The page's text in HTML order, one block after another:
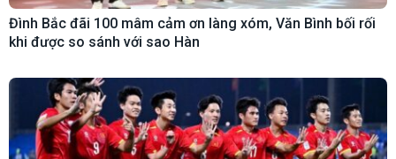
Đình Bắc đãi 100 mâm cảm ơn làng xóm, Văn Bình bối rối
khi được so sánh với sao Hàn